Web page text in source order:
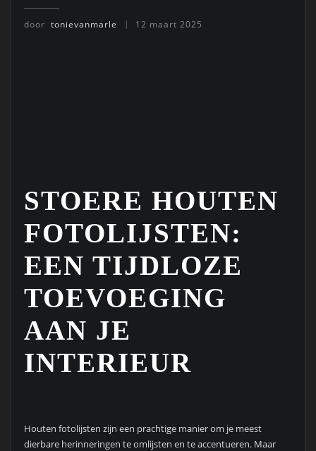
door tonievanmarle 12 maart 2025
STOERE HOUTEN
FOTOLIJSTEN:
EEN TIJDLOZE
TOEVOEGING
AAN JE
INTERIEUR
Houten fotolijsten zijn een prachtige manier om je meest
dierbare herinneringen te omlijsten en te accentueren. Maar